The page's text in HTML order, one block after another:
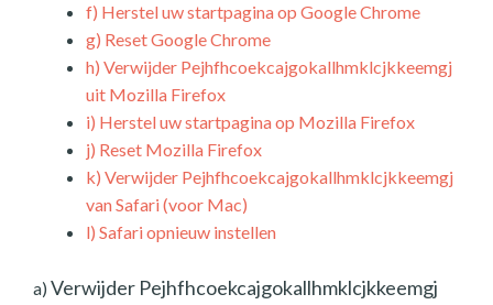
f) Herstel uw startpagina op Google Chrome
g) Reset Google Chrome
h) Verwijder Pejhfhcoekcajgokallhmklcjkkeemgj
uit Mozilla Firefox
i) Herstel uw startpagina op Mozilla Firefox
j) Reset Mozilla Firefox
k) Verwijder Pejhfhcoekcajgokallhmklcjkkeemgj
van Safari (voor Mac)
l) Safari opnieuw instellen
a) Verwijder Pejhfhcoekcajgokallhmklcjkkeemgj